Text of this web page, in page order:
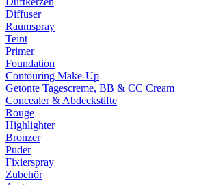
Diffuser
Raumspray
Teint
Primer
Foundation
Contouring Make-Up
Getönte Tagescreme, BB & CC Cream
Concealer & Abdeckstifte
Rouge
Highlighter
Bronzer
Puder
Fixierspray
Zubehör